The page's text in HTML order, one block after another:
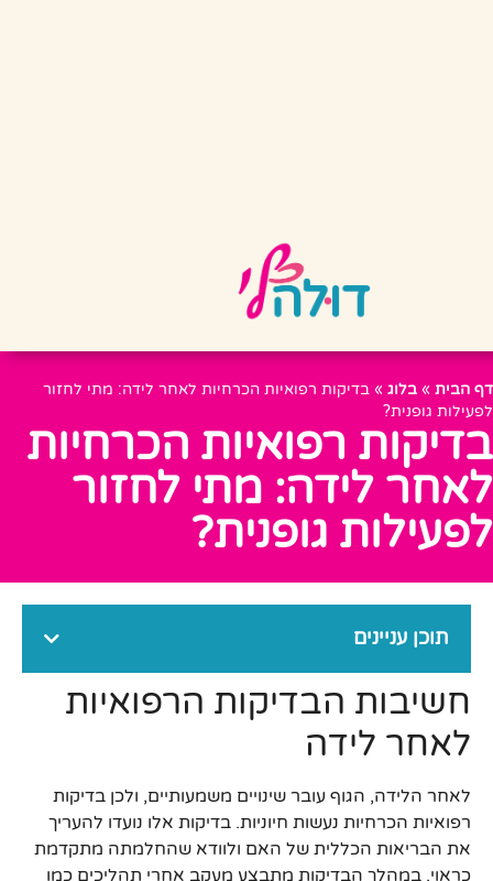
דף הבית » בלוג » בדיקות רפואיות הכרחיות לאחר לידה: מתי לחזור
לפעילות גופנית?
בדיקות רפואיות הכרחיות
לאחר לידה: מתי לחזור
לפעילות גופנית?
תוכן עניינים
חשיבות הבדיקות הרפואיות
לאחר לידה
לאחר הלידה, הגוף עובר שינויים משמעותיים, ולכן בדיקות
רפואיות הכרחיות נעשות חיוניות. בדיקות אלו נועדו להעריך
את הבריאות הכללית של האם ולוודא שהחלמתה מתקדמת
כראוי. במהלך הבדיקות מתבצע מעקב אחרי תהליכים כמו